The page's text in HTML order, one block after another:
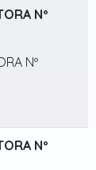
Nº
Nº
Nº